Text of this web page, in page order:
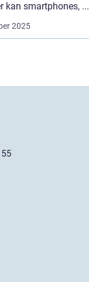
kan smartphones, ...
2025